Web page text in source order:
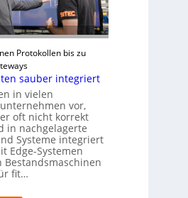
Protokollen bis zu
sauber integriert
in vielen
vor,
oft nicht korrekt
in nachgelagerte
Systeme integriert
Edge-Systemen
Bestandsmaschinen
fit…